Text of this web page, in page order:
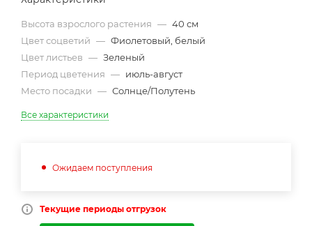
Высота взрослого растения — 40 см
Цвет соцветий — Фиолетовый, белый
Цвет листьев — Зеленый
Период цветения — июль-август
Место посадки — Солнце/Полутень
Все характеристики
Ожидаем поступления
Текущие периоды отгрузок